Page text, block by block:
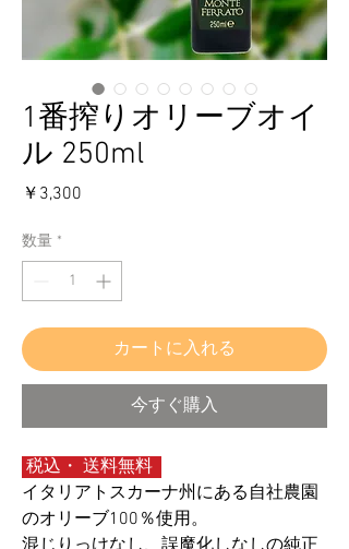
1番搾りオリーブオイ
ル 250ml
￥3,300
数量 *
カートに入れる
今すぐ購入
税込・ 送料無料
イタリアトスカーナ州にある自社農園
のオリーブ100％使用。